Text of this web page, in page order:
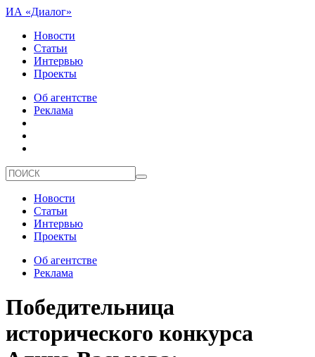
ИА «Диалог»
Новости
Статьи
Интервью
Проекты
Об агентстве
Реклама
Новости
Статьи
Интервью
Проекты
Об агентстве
Реклама
Победительница
исторического конкурса